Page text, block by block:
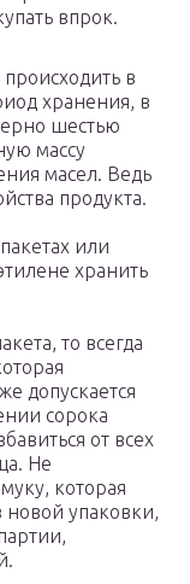
впрок.
в
хранения, в
шестью
массу
масел. Ведь
продукта.
или
хранить
то всегда
допускается
сорока
от всех
Не
которая
новой упаковки,